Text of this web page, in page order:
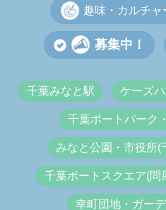
趣味・カルチャ
募集中！
千葉みなと駅 ケーズ
千葉ポートパーク
みなと公園・市役所(
千葉ポートスクエア(問
幸町団地・ガー